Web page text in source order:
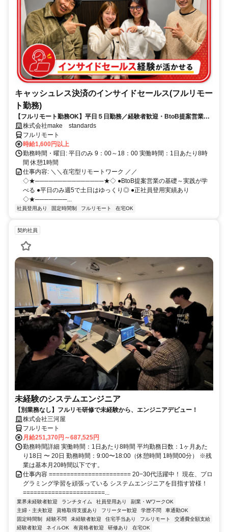
キャッシュレス決済のインサイドセールス(フルリモー
ト勤務)
【フルリモート勤務OK】平日５日勤務／経験者歓迎・BtoB提案営業で
スキルアップ
株式会社make standards
フルリモート
時給1,600円以上
勤務時間・曜日: 平日のみ 9：00～18：00 実働時間：1日あたり8時
間 休憩1時間
仕事内容: ＼＼在宅型リモートワーク ／／
◇★───────────────★◇ ●BtoB提案営業の基礎～実践が学
べる ●平日のみ週5で土日はゆっくり◎ ●正社員登用実績あり
◇★───────...
社員登用あり 固定時間制 フルリモート 在宅OK
契約社員
未経験のシステムエンジニア
【別業務なし】フルリモ研修で未経験から、エンジニアデビュー！
株式会社三河屋
フルリモート
月給251,370円～687,525円
勤務時間詳細 実働時間：1日あたり8時間 平均勤務日数：1ヶ月あた
り18日 〜 20日 勤務時間：9:00〜18:00（休憩時間 1時間00分） ※残
業は基本月20時間以下です。
仕事内容 ======================= 20−30代活躍中！ 現在、プロ
グラミング学習を頑張っている システムエンジニアを目指す皆様！
=======================...
業界未経験者歓迎 ランチタイム 社員登用あり
副業・WワークOK
主婦・主夫歓迎
資格取得支援あり フリーター歓迎 学歴不問
車通勤OK
固定時間制
経験不問 未経験者歓迎 住宅手当あり フルリモート
交通費全額支給
経験者歓迎
ネイルOK 有資格者歓迎 研修あり 在宅OK